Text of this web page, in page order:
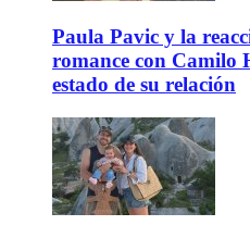
Paula Pavic y la
romance con Camilo
estado de su relación